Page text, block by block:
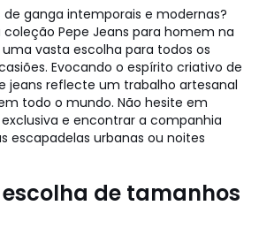
ganga intemporais e modernas?
coleção Pepe Jeans para homem na
vasta escolha para todos os
Evocando o espírito criativo de
jeans reflecte um trabalho artesanal
todo o mundo. Não hesite em
e encontrar a companhia
escapadelas urbanas ou noites
de tamanhos